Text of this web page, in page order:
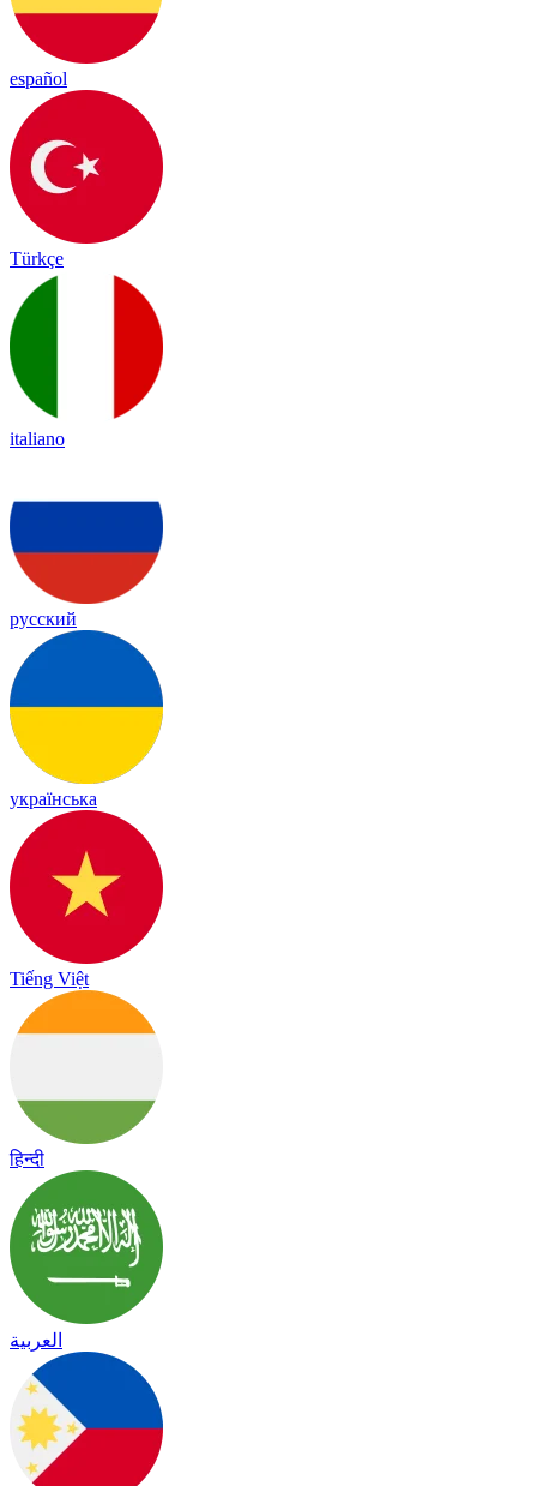
español
Türkçe
italiano
русский
українська
Tiếng Việt
हिन्दी
العربية